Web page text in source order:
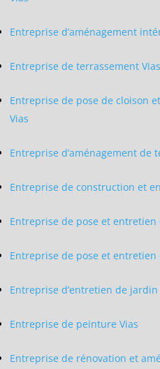
Entreprise d’aménagement
Entreprise de terrassement Vias
Entreprise de pose de cloison
Vias
Entreprise d’aménagement de
Entreprise de construction et
Entreprise de pose et entretien
Entreprise de pose et entretien
Entreprise d’entretien de jardin
Entreprise de peinture Vias
Entreprise de rénovation et